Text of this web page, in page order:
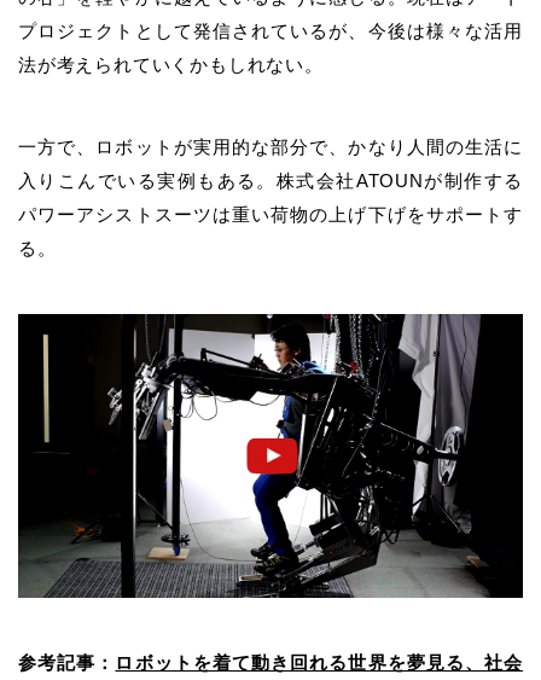
プロジェクトとして発信されているが、今後は様々な活用
法が考えられていくかもしれない。
一方で、ロボットが実用的な部分で、かなり人間の生活に
入りこんでいる実例もある。株式会社ATOUNが制作する
パワーアシストスーツは重い荷物の上げ下げをサポートす
る。
参考記事： ロボットを着て動き回れる世界を夢見る、社会